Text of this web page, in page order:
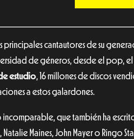
principales cantautores de su
de géneros, desde el pop,
estudio, 16 millones de discos
a estos galardones.
incomparable, que también ha
Natalie Maines, John Mayer o Ringo